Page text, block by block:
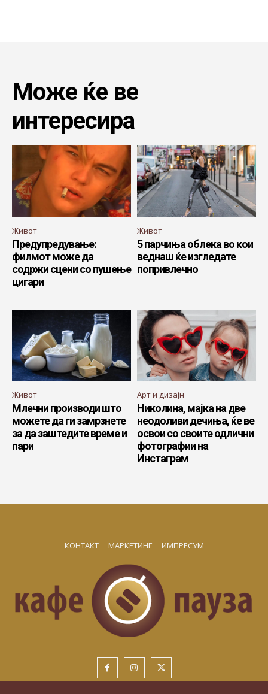
Може ќе ве
интересира
Живот
Предупредување:
филмот може да
содржи сцени со пушење
цигари
Живот
5 парчиња облека во кои
веднаш ќе изгледате
попривлечно
Живот
Млечни производи што
можете да ги замрзнете
за да заштедите време и
пари
Арт и дизајн
Николина, мајка на две
неодоливи дечиња, ќе ве
освои со своите одлични
фотографии на
Инстаграм
КОНТАКТ МАРКЕТИНГ ИМПРЕСУМ